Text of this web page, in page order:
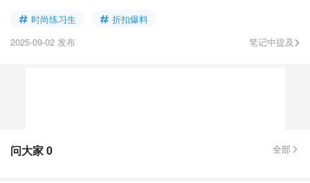
时尚练习生
折扣爆料
2025-09-02 发布
笔记中提及
问大家0 全部